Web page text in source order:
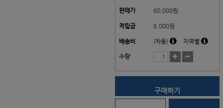
판매가 60,000원
적립금 6,000원
배송비 (차등) 지역별
수량
구매하기